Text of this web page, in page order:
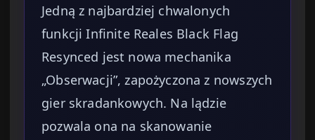
Jedną z najbardziej chwalonych
funkcji Infinite Reales Black Flag
Resynced jest nowa mechanika
„Obserwacji”, zapożyczona z nowszych
gier skradankowych. Na lądzie
pozwala ona na skanowanie